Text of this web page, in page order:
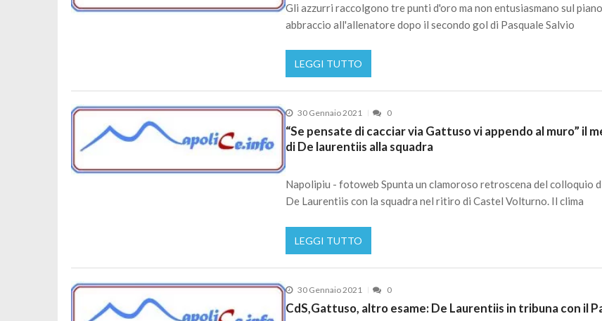
Gli azzurri raccolgono tre punti d'oro ma non entusiasmano sul
abbraccio all'allenatore dopo il secondo gol di Pasquale Salvio
LEGGI TUTTO
30 Gennaio 2021 0
“Se pensate di cacciar via Gattuso vi appendo al muro” il
di De laurentiis alla squadra
Napolipiu - fotoweb Spunta un clamoroso retroscena del colloquio
De Laurentiis con la squadra nel ritiro di Castel Volturno. Il clima
LEGGI TUTTO
30 Gennaio 2021 0
CdS,Gattuso, altro esame: De Laurentiis in tribuna con il